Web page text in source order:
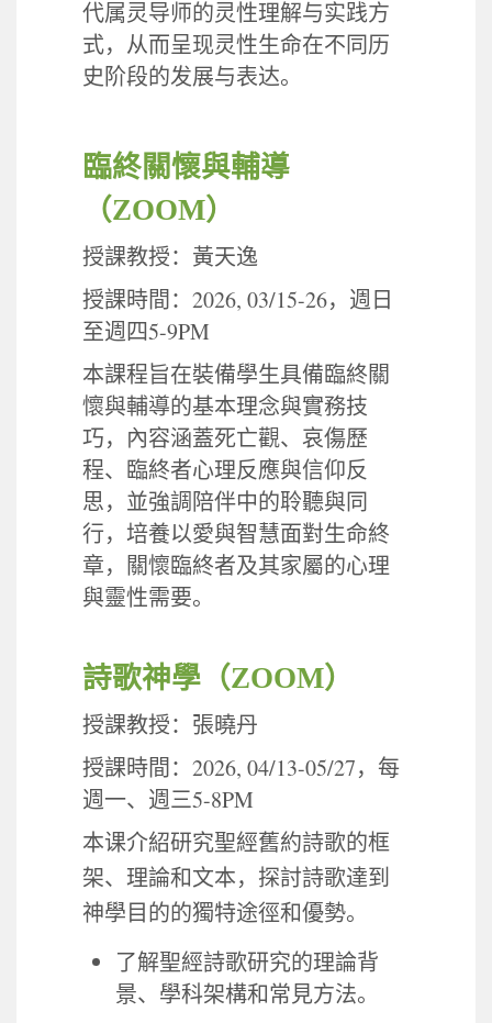
代属灵导师的灵性理解与实践方
式，从而呈现灵性生命在不同历
史阶段的发展与表达。
臨終關懷與輔導
（ZOOM）
授課教授：黃天逸
授課時間： 2026, 03/15-26，週日
至週四5-9PM
本課程旨在裝備學生具備臨終關
懷與輔導的基本理念與實務技
巧，內容涵蓋死亡觀、哀傷歷
程、臨終者心理反應與信仰反
思，並強調陪伴中的聆聽與同
行，培養以愛與智慧面對生命終
章，關懷臨終者及其家屬的心理
與靈性需要。
詩歌神學（ZOOM）
授課教授：張曉丹
授課時間： 2026, 04/13-05/27，每
週一、週三5-8PM
本课介紹研究聖經舊約詩歌的框
架、理論和文本，探討詩歌達到
神學目的的獨特途徑和優勢。
了解聖經詩歌研究的理論背
景、學科架構和常見方法。